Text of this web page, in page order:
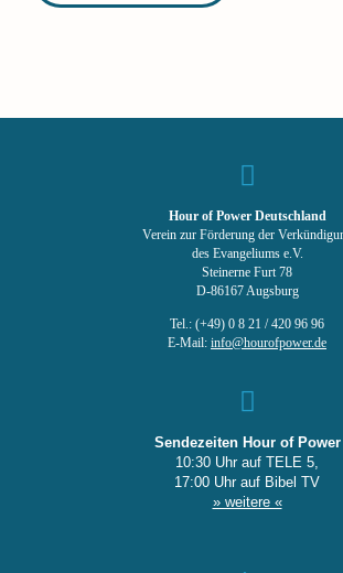
Hour of Power Deutschland
Verein zur Förderung der
des Evangeliums e.V.
Steinerne Furt 78
D-86167 Augsburg
Tel.: (+49) 0 8 21 / 420 96 96
E-Mail: info@hourofpower.de
Sendezeiten Hour of Power
10:30 Uhr auf TELE 5,
17:00 Uhr auf Bibel TV
» weitere «